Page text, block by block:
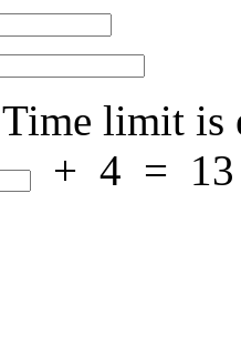
Time limit is
+ 4 = 13